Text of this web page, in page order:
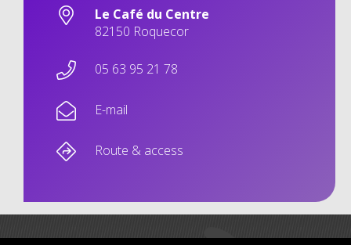
Le Café du Centre
82150 Roquecor
05 63 95 21 78
E-mail
Route & access